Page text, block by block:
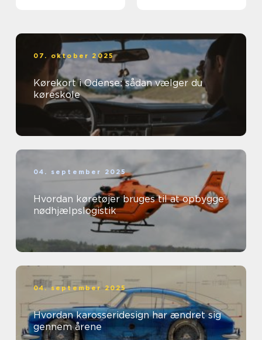
07. oktober 2025
Kørekort i Odense: sådan vælger du
køreskole
04. september 2025
Hvordan køretøjer bruges til at opbygge
nødhjælpslogistik
04. september 2025
Hvordan karosseridesign har ændret sig
gennem årene